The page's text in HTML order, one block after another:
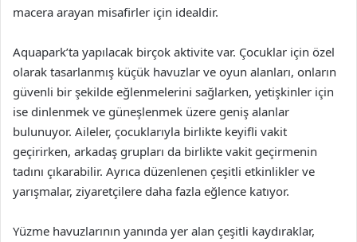
macera arayan misafirler için idealdir.
Aquapark’ta yapılacak birçok aktivite var. Çocuklar için özel
olarak tasarlanmış küçük havuzlar ve oyun alanları, onların
güvenli bir şekilde eğlenmelerini sağlarken, yetişkinler için
ise dinlenmek ve güneşlenmek üzere geniş alanlar
bulunuyor. Aileler, çocuklarıyla birlikte keyifli vakit
geçirirken, arkadaş grupları da birlikte vakit geçirmenin
tadını çıkarabilir. Ayrıca düzenlenen çeşitli etkinlikler ve
yarışmalar, ziyaretçilere daha fazla eğlence katıyor.
Yüzme havuzlarının yanında yer alan çeşitli kaydıraklar,